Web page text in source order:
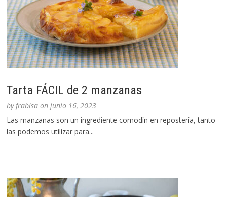
Tarta FÁCIL de 2 manzanas
byfrabisa onjunio 16, 2023
Las manzanas son un ingrediente comodín en repostería, tanto
las podemos utilizar para...